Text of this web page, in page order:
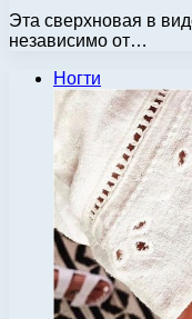
Эта сверхновая в
независимо от…
Ногти